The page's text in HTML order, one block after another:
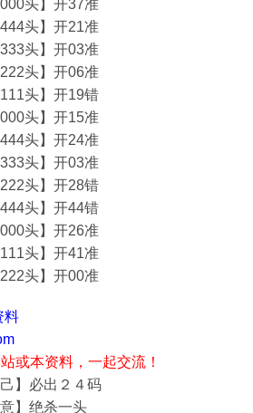
头】开37准
头】开21准
头】开03准
头】开06准
头】开19错
头】开15准
头】开24准
头】开03准
头】开28错
头】开44错
头】开26准
头】开41准
头】开00准
料
或本资料，一起交流！
】必出２４码
】绝杀一头